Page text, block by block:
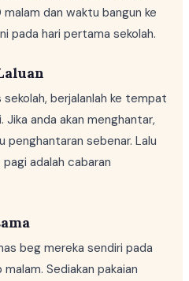
dan waktu bangun ke
pada hari pertama sekolah.
sekolah, berjalanlah ke tempat
anda akan menghantar,
penghantaran sebenar. Lalu
adalah cabaran
beg mereka sendiri pada
Sediakan pakaian